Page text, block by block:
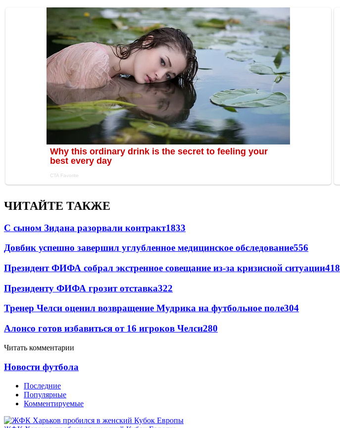
ЧИТАЙТЕ ТАКЖЕ
С сыном Зидана разорвали контракт1833
Довбик успешно завершил углубленное медицинское обследование556
Президент ФИФА собрал экстренное совещание из-за кризисной ситуации418
Президенту ФИФА грозит отставка322
Тренер Челси оценил возвращение Мудрика на футбольное поле304
Алонсо готов избавиться от 16 игроков Челси280
Читать комментарии
Новости футбола
Последние
Популярные
Комментируемые